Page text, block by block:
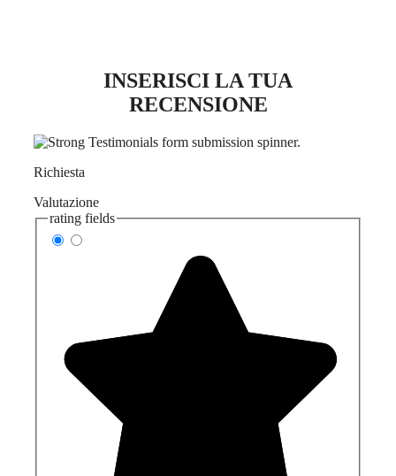
INSERISCI LA TUA
RECENSIONE
Richiesta
Valutazione
rating fields